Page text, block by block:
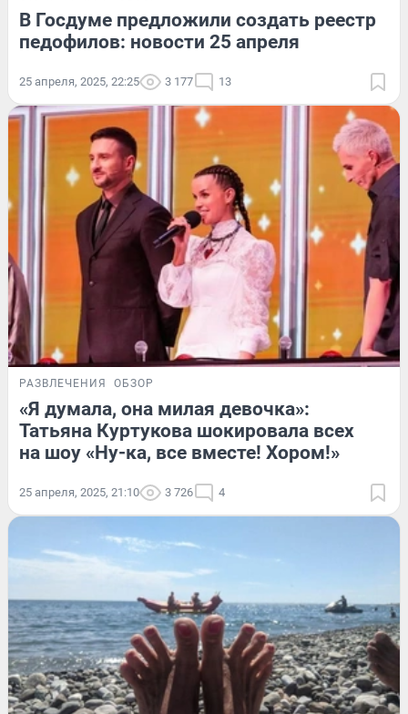
В Госдуме предложили создать реестр
педофилов: новости 25 апреля
25 апреля, 2025, 22:25 3 177 13
РАЗВЛЕЧЕНИЯ ОБЗОР
«Я думала, она милая девочка»:
Татьяна Куртукова шокировала всех
на шоу «Ну-ка, все вместе! Хором!»
25 апреля, 2025, 21:10 3 726 4